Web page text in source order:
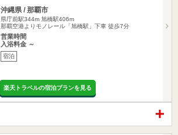
沖縄県 / 那覇市
県庁前駅344m 旭橋駅406m
那覇空港よりモノレール「旭橋駅」下車 徒歩7分
営業時間
入浴料金 ～
宿泊
楽天トラベルの宿泊プランを見る